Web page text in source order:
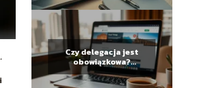
Czy delegacja jest
obowiązkowa?
Przewodnik po
podróżach służbowych